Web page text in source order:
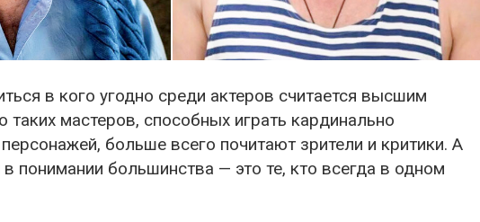
в кого угодно среди актеров считается высшим
мастеров, способных играть кардинально
больше всего почитают зрители и критики. А
в понимании большинства — это те, кто всегда в одном